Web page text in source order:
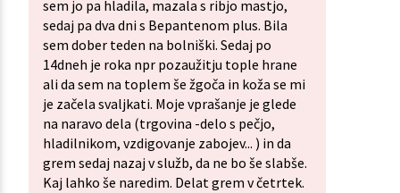
sem jo pa hladila, mazala s ribjo mastjo,
sedaj pa dva dni s Bepantenom plus. Bila
sem dober teden na bolniški. Sedaj po
14dneh je roka npr pozaužitju tople hrane
ali da sem na toplem še žgoča in koža se mi
je začela svaljkati. Moje vprašanje je glede
na naravo dela (trgovina -delo s pečjo,
hladilnikom, vzdigovanje zabojev... ) in da
grem sedaj nazaj v služb, da ne bo še slabše.
Kaj lahko še naredim. Delat grem v četrtek.